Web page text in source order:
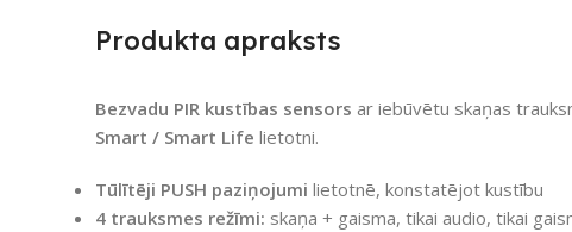
Produkta apraksts
Bezvadu PIR kustības sensors ar iebūvētu skaņas
Smart / Smart Life lietotni.
Tūlītēji PUSH paziņojumi lietotnē, konstatējot kustību
4 trauksmes režīmi: skaņa + gaisma, tikai audio, tikai